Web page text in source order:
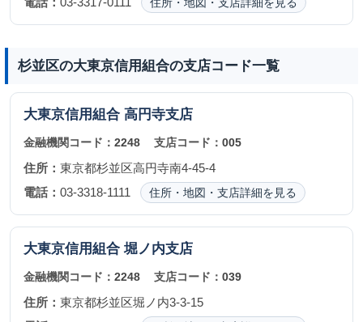
杉並区の大東京信用組合の支店コード一覧
大東京信用組合 高円寺支店
金融機関コード： 2248 支店コード：005
住所： 東京都杉並区高円寺南4-45-4
電話： 03-3318-1111 住所・地図・支店詳細を見る
大東京信用組合 堀ノ内支店
金融機関コード： 2248 支店コード：039
住所： 東京都杉並区堀ノ内3-3-15